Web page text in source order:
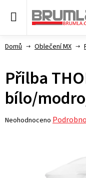
Domů Oblečení MX
Přilba
bílo/
Průměrné
Neohodnoceno